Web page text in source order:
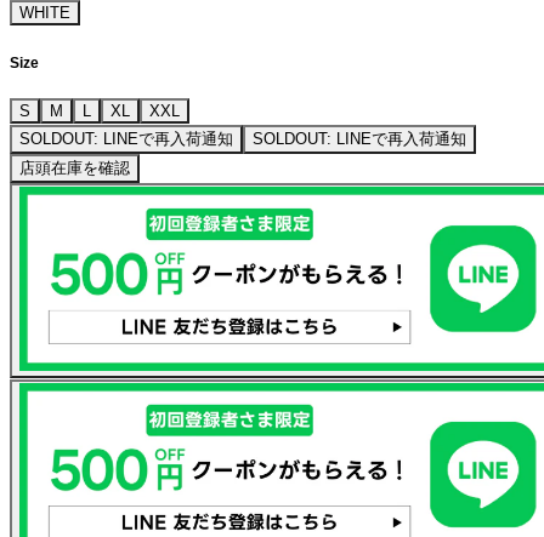
WHITE
Size
S M L XL
XXL
SOLDOUT: LINEで再入荷通知
SOLDOUT: LINEで再入荷通知
店頭在庫を確認